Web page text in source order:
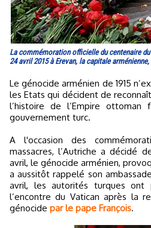
La commémoration officielle du centenaire
24 avril 2015 à Erevan, la capitale
Le génocide arménien de 1915 n’existe pas pour la Turquie et
les Etats qui décident de
l’histoire de l’Empire
gouvernement turc.
A l'occasion des
massacres, l’Autriche a décidé
avril, le génocide arménien,
a aussitôt rappelé son
avril, les autorités turques ont
l’encontre du Vatican après la
génocide par le pape François.